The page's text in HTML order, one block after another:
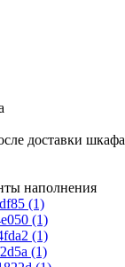
доставки шкафа
наполнения